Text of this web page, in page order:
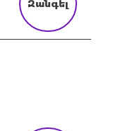
Զանգել